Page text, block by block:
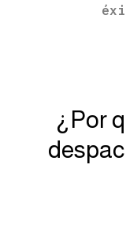
¿Por